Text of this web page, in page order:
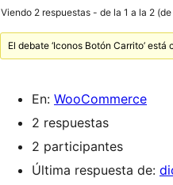
Viendo 2 respuestas - de la 1 a la 2
El debate ‘Iconos Botón Carrito’
En: WooCommerce
2 respuestas
2 participantes
Última respuesta de: